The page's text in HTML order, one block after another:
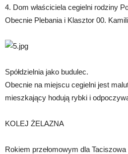
4. Dom właściciela cegielni rodziny
Obecnie Plebania i Klasztor 00.
Spółdzielnia jako budulec.
Obecnie na miejscu cegielni jest
mieszkający hodują rybki i
KOLEJ ŻELAZNA
Rokiem przełomowym dla